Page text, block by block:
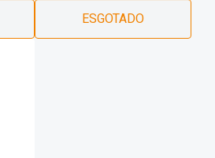
ESGOTADO